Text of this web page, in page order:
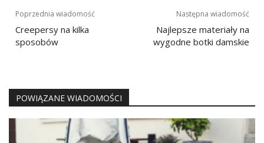
Nawigacja
wpisu
Poprzednia wiadomość
Creepersy na kilka
sposobów
Następna wiadomość
Najlepsze materiały na
wygodne botki damskie
POWIĄZANE WIADOMOŚCI